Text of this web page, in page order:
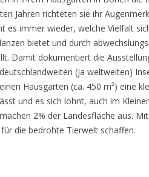
Jahren richteten sie ihr
es immer wieder, welche Vielfalt
bietet und durch
Damit dokumentiert die
(ja weltweiten)
Hausgarten (ca. 450 m²) eine
und es sich lohnt, auch im
2% der Landesfläche aus.
die bedrohte Tierwelt schaffen.